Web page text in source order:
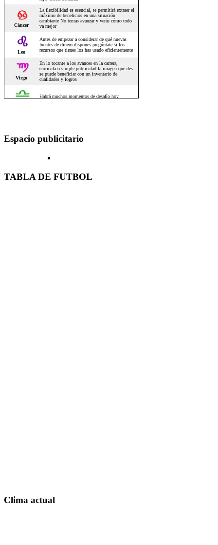
Espacio publicitario
TABLA DE FUTBOL
Clima actual